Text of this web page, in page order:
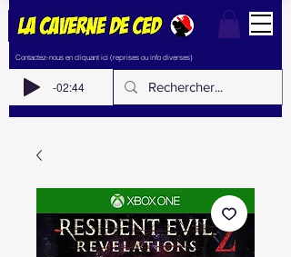
Contactez-nous en cliquant ici (reprises ou info diverses)
-02:44